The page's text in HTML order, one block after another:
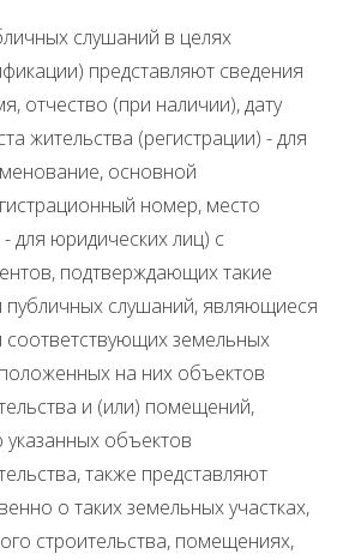
слушаний в целях
представляют сведения
отчество (при наличии), дату
жительства (регистрации) - для
основной
номер, место
для юридических лиц) с
подтверждающих такие
публичных слушаний, являющиеся
земельных
на них объектов
и (или) помещений,
объектов
также представляют
о таких земельных участках,
строительства, помещениях,